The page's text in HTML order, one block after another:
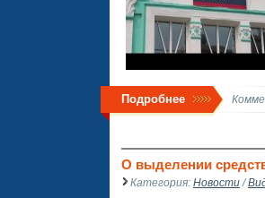
Подробнее
О выделении
Категория: Новости /